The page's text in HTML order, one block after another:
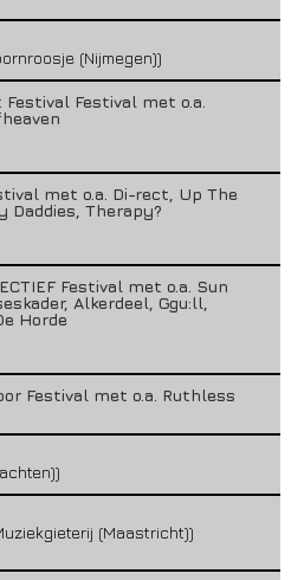
(Nijmegen))
Festival met o.a.
met o.a. Di-rect, Up The
Daddies, Therapy?
Festival met o.a. Sun
Alkerdeel, Ggu:ll,
Horde
Festival met o.a. Ruthless
(Maastricht))